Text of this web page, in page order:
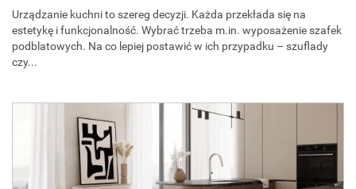
Urządzanie kuchni to szereg decyzji. Każda przekłada się na
estetykę i funkcjonalność. Wybrać trzeba m.in. wyposażenie szafek
podblatowych. Na co lepiej postawić w ich przypadku – szuflady
czy...